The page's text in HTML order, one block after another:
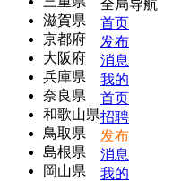
滋賀県
京都府
大阪府
兵庫県
奈良県
和歌山県
鳥取県
島根県
岡山県
全局导航
首页
发布
消息
我的
首页
招聘
发布
消息
我的